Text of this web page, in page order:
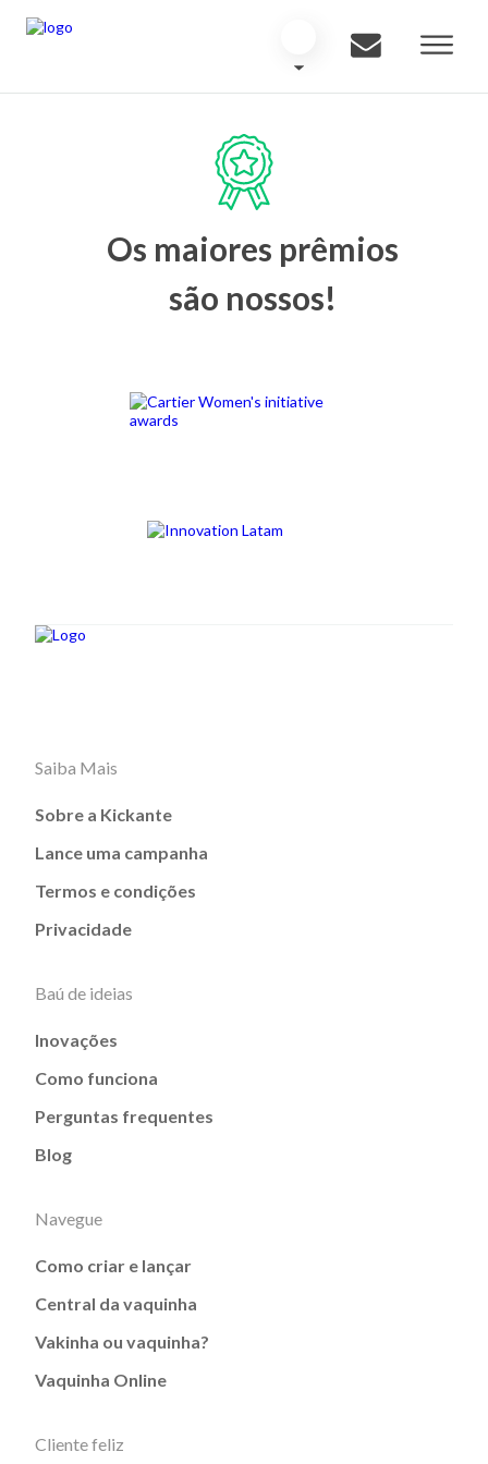
Os maiores prêmios
são nossos!
Saiba Mais
Sobre a Kickante
Lance uma campanha
Termos e condições
Privacidade
Baú de ideias
Inovações
Como funciona
Perguntas frequentes
Blog
Navegue
Como criar e lançar
Central da vaquinha
Vakinha ou vaquinha?
Vaquinha Online
Cliente feliz